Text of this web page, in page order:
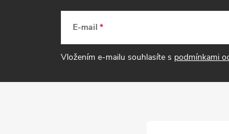
E-mail
Vložením e-mailu souhlasíte s podmínkami